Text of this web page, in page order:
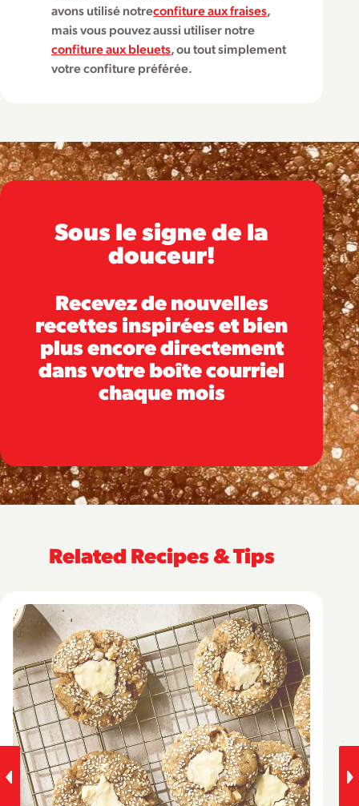
avons utilisé notreconfiture aux fraises,
mais vous pouvez aussi utiliser notre
confiture aux bleuets, ou tout simplement
votre confiture préférée.
Sous le signe de la
douceur!
Recevez de nouvelles
recettes inspirées et bien
plus encore directement
dans votre boîte courriel
chaque mois
Related Recipes & Tips